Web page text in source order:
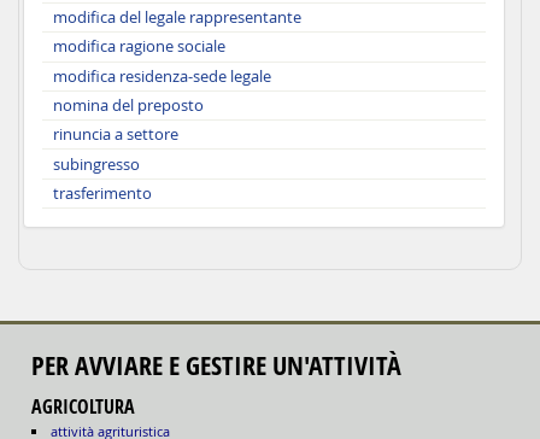
modifica del legale rappresentante
modifica ragione sociale
modifica residenza-sede legale
nomina del preposto
rinuncia a settore
subingresso
trasferimento
PER AVVIARE E GESTIRE UN'ATTIVITÀ
AGRICOLTURA
attività agrituristica